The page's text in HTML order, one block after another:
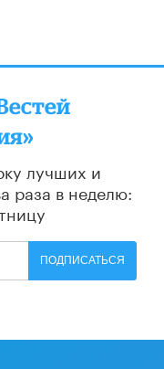
лучших и
раза в неделю:
ПОДПИСАТЬСЯ